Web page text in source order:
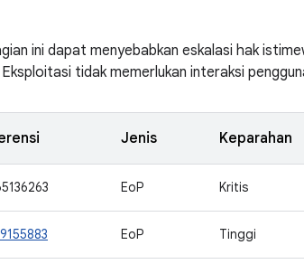
ini dapat menyebabkan eskalasi hak
tidak memerlukan interaksi
Jenis Keparahan
EoP Kritis
EoP Tinggi